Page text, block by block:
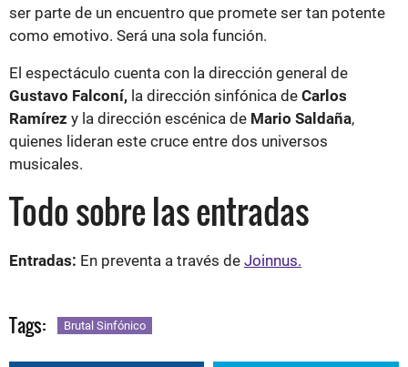
ser parte de un encuentro que promete ser tan potente
como emotivo. Será una sola función.
El espectáculo cuenta con la dirección general de
Gustavo Falconí, la dirección sinfónica de Carlos
Ramírez y la dirección escénica de Mario Saldaña,
quienes lideran este cruce entre dos universos
musicales.
Todo sobre las entradas
Entradas: En preventa a través de Joinnus.
Tags: Brutal Sinfónico